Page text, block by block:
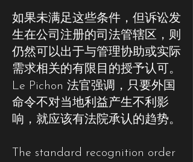
如果未满足这些条件，但诉讼发
生在公司注册的司法管辖区，则
仍然可以出于与管理协助或实际
需求相关的有限目的授予认可。
Le Pichon 法官强调，只要外国
命令不对当地利益产生不利影
响，就应该有法院承认的趋势。
The standard recognition order